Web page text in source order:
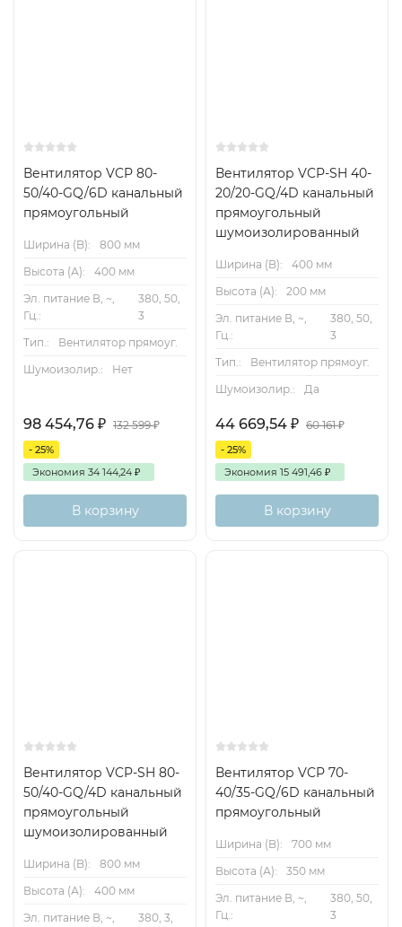
Вентилятор VCP 80-
50/40-GQ/6D канальный
прямоугольный
Ширина (B):
800 мм
Высота (А):
400 мм
Эл. питание В, ~,
Гц.:
380, 50,
3
Тип.:
Вентилятор прямоуг.
Шумоизолир.:
Нет
98 454,76 ₽ 132 599₽
- 25%
Экономия 34 144,24 ₽
В корзину
Вентилятор VCP-SH 40-
20/20-GQ/4D канальный
прямоугольный
шумоизолированный
Ширина (B):
400 мм
Высота (А):
200 мм
Эл. питание В, ~,
Гц.:
380, 50,
3
Тип.:
Вентилятор прямоуг.
Шумоизолир.:
Да
44 669,54 ₽ 60 161₽
- 25%
Экономия 15 491,46 ₽
В корзину
Вентилятор VCP-SH 80-
50/40-GQ/4D канальный
прямоугольный
шумоизолированный
Ширина (B):
800 мм
Высота (А):
400 мм
Эл. питание В, ~,
380, 3,
Вентилятор VCP 70-
40/35-GQ/6D канальный
прямоугольный
Ширина (B):
700 мм
Высота (А):
350 мм
Эл. питание В, ~,
Гц.:
380, 50,
3